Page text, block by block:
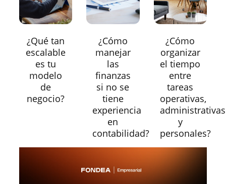
¿Qué tan
escalable
es tu
modelo
de
negocio?
¿Cómo
manejar
las
finanzas
si no se
tiene
experiencia
en
contabilidad?
¿Cómo
organizar
el tiempo
entre
tareas
operativas,
administrativas
y
personales?